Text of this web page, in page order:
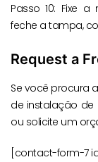
Passo 10: Fixe
feche a tampa,
Request a
Se você procura
de instalação de
ou solicite um
[contact-form-7